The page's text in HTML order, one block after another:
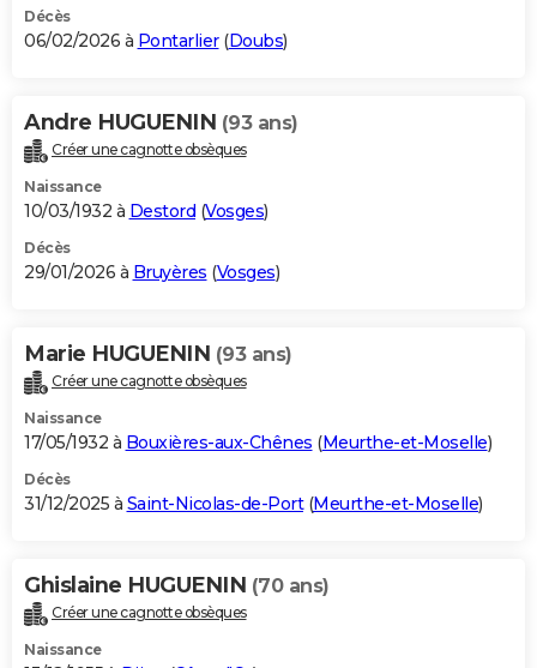
Décès
06/02/2026 à Pontarlier(Doubs)
Andre HUGUENIN (93 ans)
Créer une cagnotte obsèques
Naissance
10/03/1932 à Destord (Vosges)
Décès
29/01/2026 à Bruyères (Vosges)
Marie HUGUENIN (93 ans)
Créer une cagnotte obsèques
Naissance
17/05/1932 à Bouxières-aux-Chênes (Meurthe-et-Moselle)
Décès
31/12/2025 à Saint-Nicolas-de-Port(Meurthe-et-Moselle)
Ghislaine HUGUENIN (70 ans)
Créer une cagnotte obsèques
Naissance